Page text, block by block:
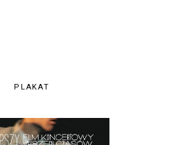
PLAKAT